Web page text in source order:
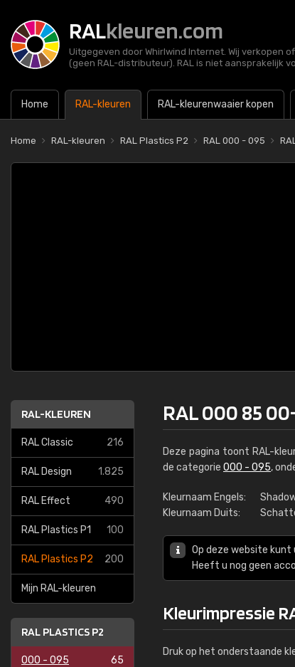
RALkleuren.com
Uitgegeven door Whirlwind Internet. Wij verkopen
(geen RAL-distributeur). RAL is niet aansprakelijk
Home RAL-kleuren RAL-kleurenwaaier kopen
Home RAL-kleuren RAL Plastics P2 RAL 000 - 095
RAL-KLEUREN
RAL Classic 216
RAL Design 1.825
RAL Effect 490
RAL Plastics P1 100
RAL Plastics P2 200
Mijn RAL-kleuren
RAL PLASTICS P2
000 - 095 65
RAL 000 85
Deze pagina toont RAL-
de categorie 000 - 095,
Kleurnaam Engels:
Kleurnaam Duits:
Op deze website kunt
Heeft u nog geen
Kleurimpressie
Druk op het onderstaande